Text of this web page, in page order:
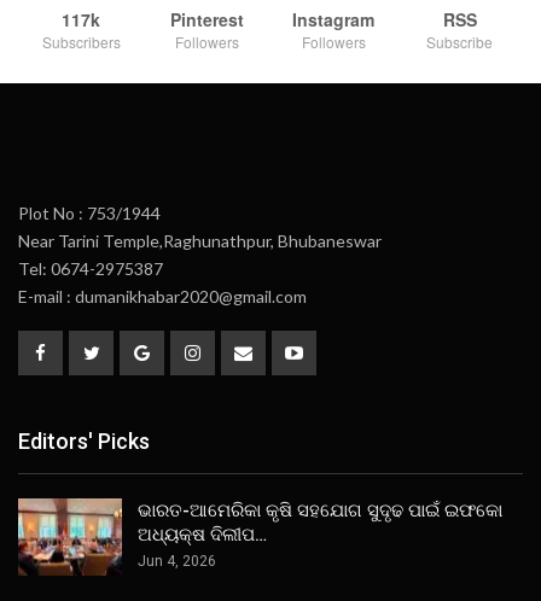
117k
Subscribers
Pinterest
Followers
Instagram
Followers
RSS
Subscribe
Plot No : 753/1944
Near Tarini Temple,Raghunathpur, Bhubaneswar
Tel: 0674-2975387
E-mail : dumanikhabar2020@gmail.com
Editors' Picks
ଭାରତ-ଆମେରିକା କୃଷି ସହଯୋଗ ସୁଦୃଢ ପାଇଁ ଇଫକୋ
ଅଧ୍ୟକ୍ଷ ଦିଲୀପ…
Jun 4, 2026